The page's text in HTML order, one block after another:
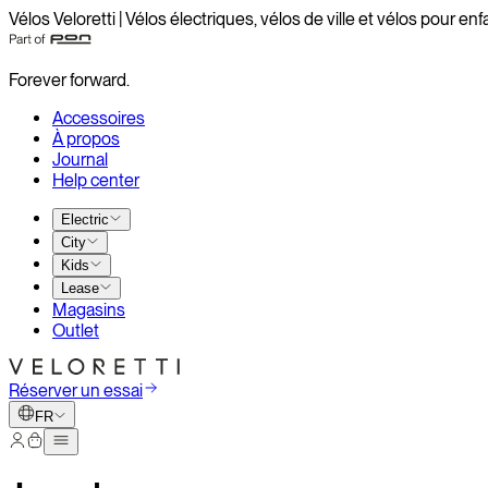
Vélos Veloretti | Vélos électriques, vélos de ville et vélos pour
Forever forward.
Accessoires
À propos
Journal
Help center
Electric
City
Kids
Lease
Magasins
Outlet
Réserver un essai
FR